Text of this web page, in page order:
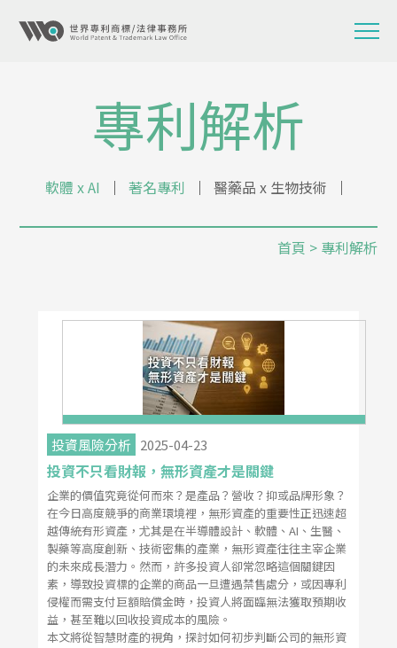
專利解析
軟體 x AI │ 著名專利 │ 醫藥品 x 生物技術 │
首頁 > 專利解析
投資風險分析 2025-04-23
投資不只看財報，無形資產才是關鍵
企業的價值究竟從何而來？是產品？營收？抑或品牌形象？
在今日高度競爭的商業環境裡，無形資產的重要性正迅速超
越傳統有形資產，尤其是在半導體設計、軟體、AI、生醫、
製藥等高度創新、技術密集的產業，無形資產往往主宰企業
的未來成長潛力。然而，許多投資人卻常忽略這個關鍵因
素，導致投資標的企業的商品一旦遭遇禁售處分，或因專利
侵權而需支付巨額賠償金時，投資人將面臨無法獲取預期收
益，甚至難以回收投資成本的風險。
本文將從智慧財產的視角，探討如何初步判斷公司的無形資